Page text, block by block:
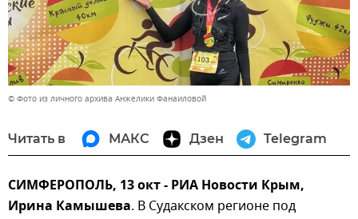
© Фото из личного архива Анжелики Фанаиловой
Читать в МАКС Дзен Telegram
СИМФЕРОПОЛЬ, 13 окт - РИА Новости Крым,
Ирина Камышева. В Судакском регионе под